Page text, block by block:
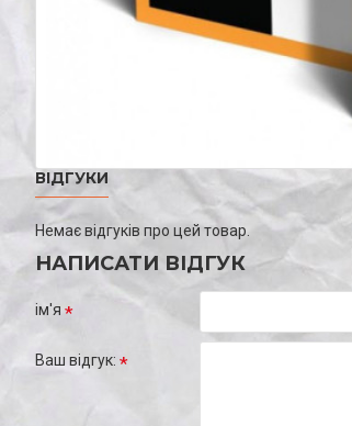
ВІДГУКИ
Немає відгуків про цей товар.
НАПИСАТИ ВІДГУК
ім'я
Ваш відгук: